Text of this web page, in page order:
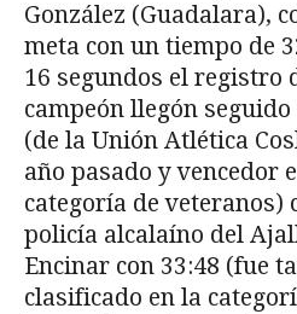
González (Guadalara),
meta con un tiempo de
16 segundos el registro
campeón llegón seguido
(de la Unión Atlética
año pasado y vencedor
categoría de veteranos)
policía alcalaíno del
Encinar con 33:48 (fue
clasificado en la